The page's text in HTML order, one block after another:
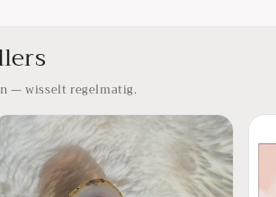
— wisselt regelmatig.